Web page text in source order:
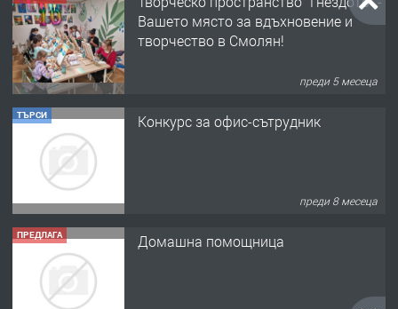
преди 8 месеца
ПРЕДЛАГА Домашна помощница
преди 1 година
ПРЕДЛАГА Къща в Марония, Гърция